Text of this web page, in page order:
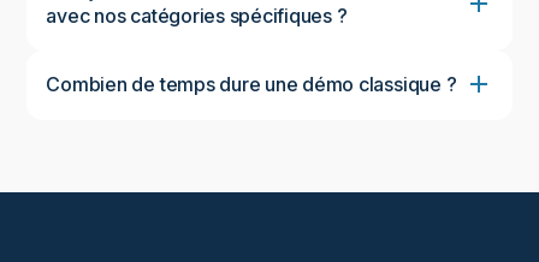
avec nos catégories spécifiques ?
Combien de temps dure une démo classique ?
spécifiques. Nous pouvons ajuster le calendrier en